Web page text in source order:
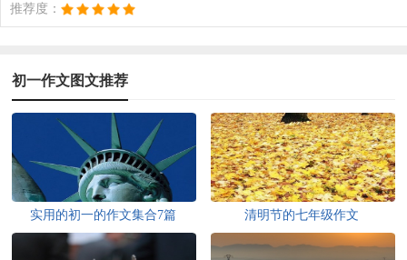
推荐度：
初一作文图文推荐
实用的初一的作文集合7篇 清明节的七年级作文